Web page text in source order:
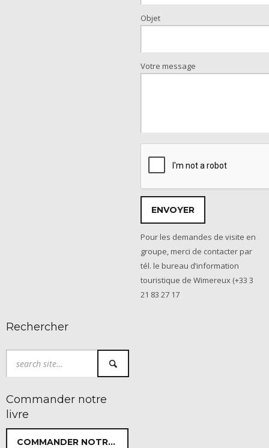
Objet
Votre message
Pour les demandes de visite en
groupe, merci de contacter par
tél. le bureau d’information
touristique de Wimereux (+33 3
21 83 27 17
Rechercher
Commander notre
livre
COMMANDER NOTRE LIVRE